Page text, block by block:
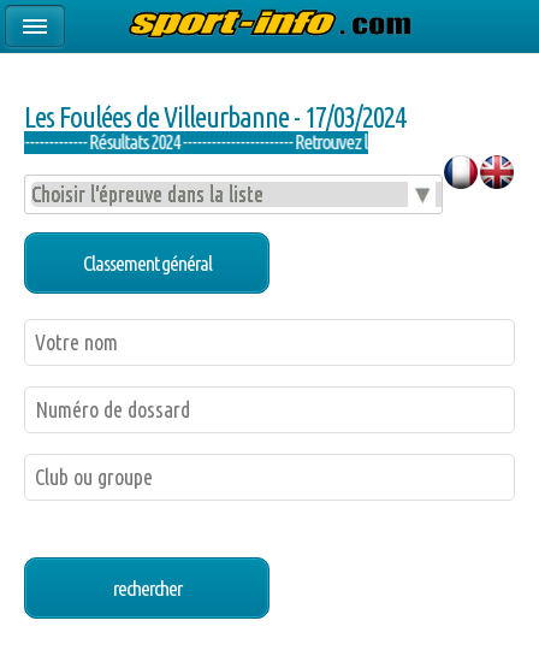
Les Foulées de Villeurbanne - 17/03/2024
Résultats 2024 ----------------------- Retrouvez les résultats des courses ici